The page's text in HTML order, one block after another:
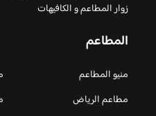
زوار المطاعم و الكافيهات
المطاعم
منيو المطاعم
مطاعم الرياض